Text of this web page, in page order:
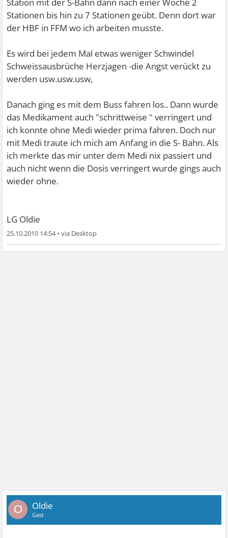
Stationen bis hin zu 7 Stationen geübt. Denn dort war
der HBF in FFM wo ich arbeiten musste.
Es wird bei jedem Mal etwas weniger Schwindel
Schweissausbrüche Herzjagen -die Angst verückt zu
werden usw.usw.usw,
Danach ging es mit dem Buss fahren los.. Dann wurde
das Medikament auch "schrittweise " verringert und
ich konnte ohne Medi wieder prima fahren. Doch nur
mit Medi traute ich mich am Anfang in die S- Bahn. Als
ich merkte das mir unter dem Medi nix passiert und
auch nicht wenn die Dosis verringert wurde gings auch
wieder ohne.
LG Oldie
25.10.2010 14:54•
O Oldie
Gast